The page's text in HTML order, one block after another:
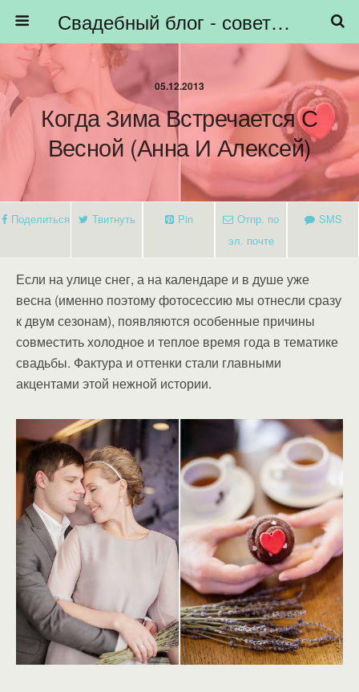
Свадебный блог - советы невестам, подготовка к свадьбе - HiBride
05.12.2013
Когда Зима Встречается С
Весной (Анна И Алексей)
Поделиться Твитнуть Pin
Отпр. по
эл. почте
SMS
Если на улице снег, а на календаре и в душе уже
весна (именно поэтому фотосессию мы отнесли сразу
к двум сезонам), появляются особенные причины
совместить холодное и теплое время года в тематике
свадьбы. Фактура и оттенки стали главными
акцентами этой нежной истории.